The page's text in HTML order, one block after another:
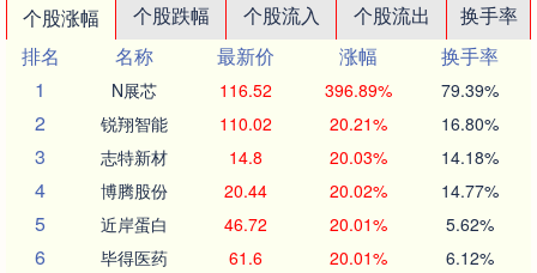
个股涨幅 个股跌幅 个股流入 个股流出
换手率
排名
名称 最新价 涨幅
换手率
1
N展芯 116.52 396.89% 79.39%
2 锐翔智能 110.02 20.21% 16.80%
3 志特新材 14.8 20.03% 14.18%
4 博腾股份 20.44 20.02% 14.77%
5 近岸蛋白 46.72 20.01% 5.62%
6 毕得医药 61.6 20.01% 6.12%